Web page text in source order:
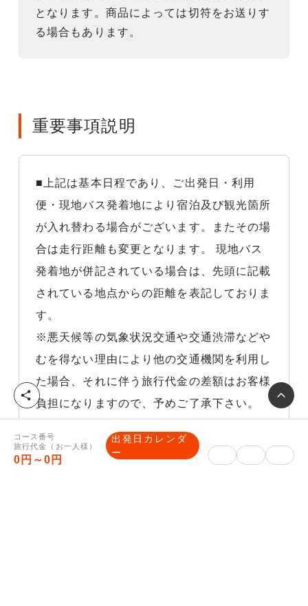
となります。商品によっては切符をお送りす
る場合もあります。
重要事項説明
■上記は基本日程であり、ご出発日・利用
便・現地バス発着地により宿泊及び観光箇所
が入れ替わる場合がございます。またその場
合は走行距離も変更となります。 現地バス
発着地が併記されている場合は、先頭に記載
されている地点からの距離を表記しておりま
す。
※悪天候等の気象状況交通や交通渋滞などや
むを得ない理由により他の交通機関を利用し
た場合、それに伴う旅行代金の差額はお客様
負担になりますので、予めご了承下さい。
コース番号
旅行代金（お一人様）
0円～0円
出発日カレンダ
ー
シ
ェ
ア